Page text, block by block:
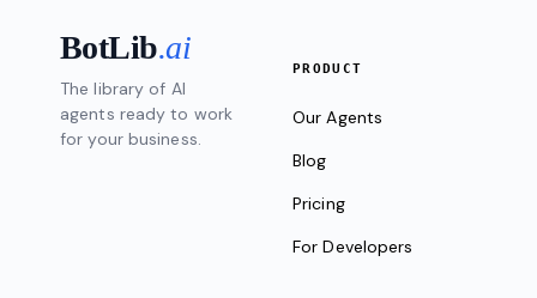
BotLib.ai
The library of AI
agents ready to work
for your business.
PRODUCT
Our Agents
Blog
Pricing
For Developers